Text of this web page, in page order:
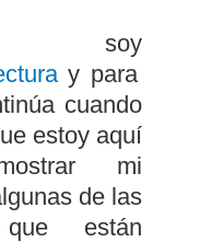
soy
y para
cuando
estoy aquí
mi
de las
que están